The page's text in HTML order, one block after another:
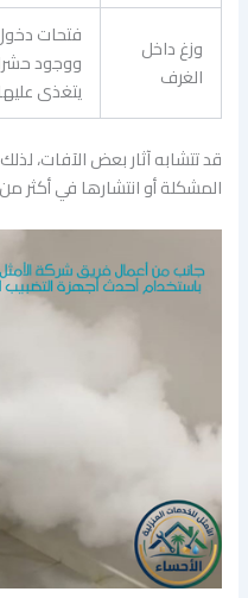
وزغ داخل
الغرف
فتحات
ووجود
يتغذى عليها
قد تتشابه آثار بعض الآفات،
المشكلة أو انتشارها في أكثر